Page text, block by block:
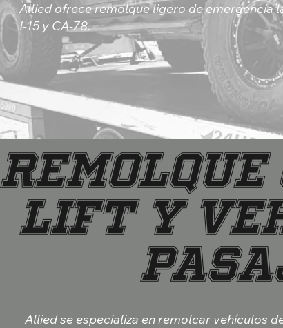
Allied ofrece remolque ligero de emergencia
I-15 y CA-78.
Lift y
Allied se especializa en remolcar vehículos